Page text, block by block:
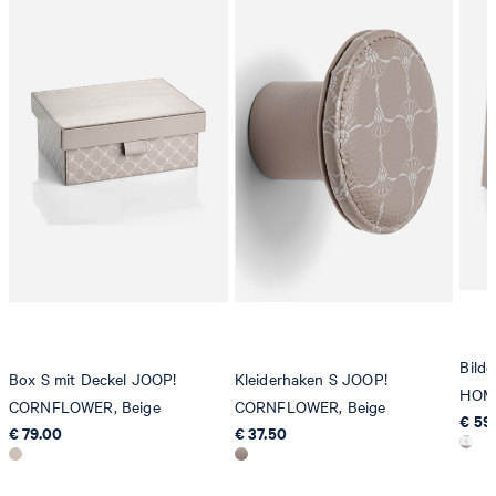
Box S mit Deckel JOOP!
CORNFLOWER, Beige
€ 79.00
Kleiderhaken S JOOP!
CORNFLOWER, Beige
€ 37.50
€